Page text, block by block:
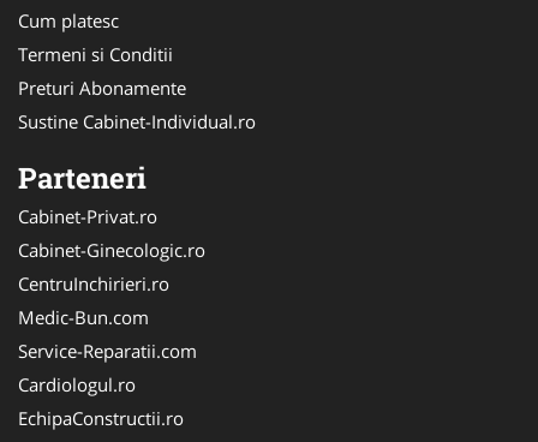
Cum platesc
Termeni si Conditii
Preturi Abonamente
Sustine Cabinet-Individual.ro
Parteneri
Cabinet-Privat.ro
Cabinet-Ginecologic.ro
CentruInchirieri.ro
Medic-Bun.com
Service-Reparatii.com
Cardiologul.ro
EchipaConstructii.ro